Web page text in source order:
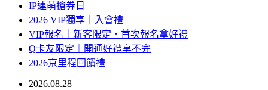
IP連萌搶券日
2026 VIP獨享｜入會禮
VIP報名｜新客限定．首次報名拿好禮
Q卡友限定｜開通好禮享不完
2026京里程回饋禮
2026.08.28